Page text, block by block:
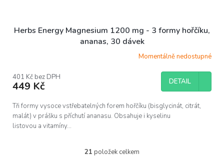
Herbs Energy Magnesium 1200 mg - 3 formy hořčíku,
ananas, 30 dávek
produktu
je
5,0
5
hvězdiček.
Momentálně nedostupné
401 Kč bez DPH
449 Kč DETAIL
Tři formy vysoce vstřebatelných forem hořčíku (bisglycinát, citrát,
malát) v prášku s příchutí ananasu. Obsahuje i kyselinu
listovou a vitamíny...
O
21 položek celkem